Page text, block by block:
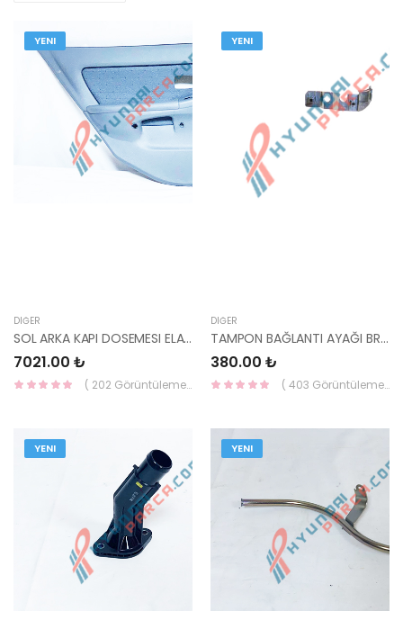
YENI
DIĞER
SOL ARKA KAPI DOSEMESI ELANTRA 04- 83301-2D030BY-HMC
7021.00 ₺
( 202 Görüntüleme )
YENI
DIĞER
TAMPON BAĞLANTI AYAĞI BRAKETİ ÖN SOL GETZ 2006- 86591-1C300-HMC
380.00 ₺
( 403 Görüntüleme )
YENI YENI